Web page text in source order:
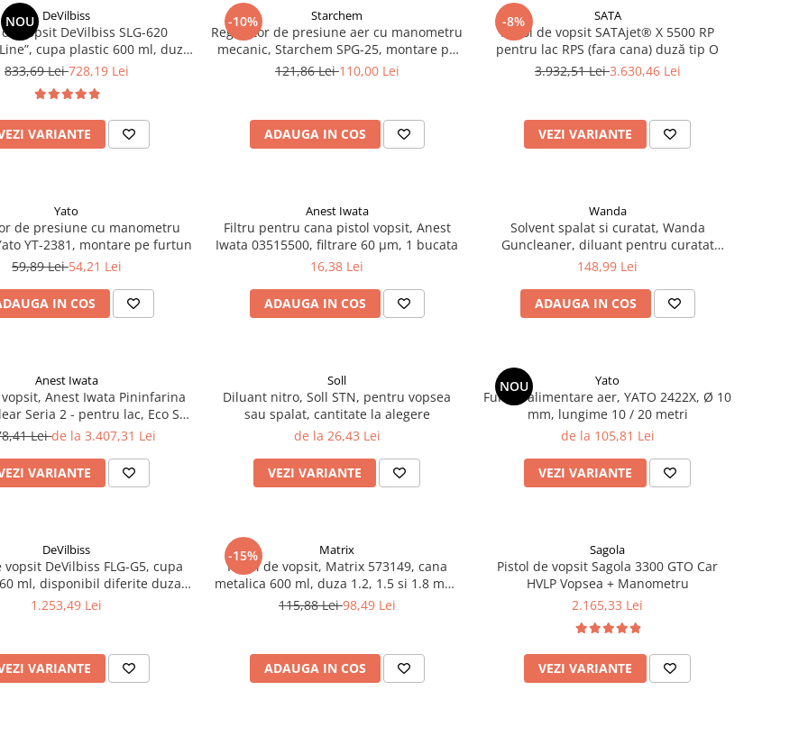
NOU DeVilbiss
vopsit DeVilbiss SLG-620
cupa plastic 600 ml, duza
1.3 mm / 1.8 mm / 2.5 mm,
833,69 Lei728,19 Lei
VARIANTE
-10% Starchem
Regulator de presiune aer cu manometru
mecanic, Starchem SPG-25, montare pe
furtun, cupla 1/4, maxim 10 bar
121,86 Lei110,00 Lei
ADAUGA IN COS
-8% SATA
Pistol de vopsit SATAjet® X 5500 RP
pentru lac RPS (fara cana) duză tip O
3.932,51 Lei3.630,46 Lei
VEZI VARIANTE
Yato
cu manometru
YT-2381, montare pe furtun
59,89 Lei54,21 Lei
IN COS
Anest Iwata
Filtru pentru cana pistol vopsit, Anest
Iwata 03515500, filtrare 60 μm, 1 bucata
16,38 Lei
ADAUGA IN COS
Wanda
Solvent spalat si curatat, Wanda
Guncleaner, diluant pentru curatat
pistoale de vopsit, cantitate 5 litri
148,99 Lei
ADAUGA IN COS
Anest Iwata
Anest Iwata Pininfarina
Seria 2 - pentru lac, Eco Set
- cutie carton, cana 600 ml
Leide la 3.407,31 Lei
VARIANTE
Soll
Diluant nitro, Soll STN, pentru vopsea
sau spalat, cantitate la alegere
de la 26,43 Lei
VEZI VARIANTE
NOU Yato
Furtun alimentare aer, YATO 2422X, Ø 10
mm, lungime 10 / 20 metri
de la 105,81 Lei
VEZI VARIANTE
DeVilbiss
vopsit DeVilbiss FLG-G5, cupa
ml, disponibil diferite duza,
consum aer 277 l/min
1.253,49 Lei
VARIANTE
-15% Matrix
Pistol de vopsit, Matrix 573149, cana
metalica 600 ml, duza 1.2, 1.5 si 1.8 mm,
consum aer 75 - 230 l/min
115,88 Lei98,49 Lei
ADAUGA IN COS
Sagola
Pistol de vopsit Sagola 3300 GTO Car
HVLP Vopsea + Manometru
2.165,33 Lei
VEZI VARIANTE